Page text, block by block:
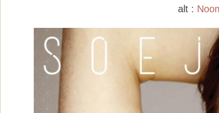
alt :